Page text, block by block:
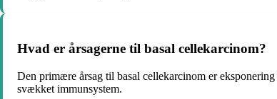
Hvad er årsagerne til basal cellekarcinom?
Den primære årsag til basal cellekarcinom er
svækket immunsystem.